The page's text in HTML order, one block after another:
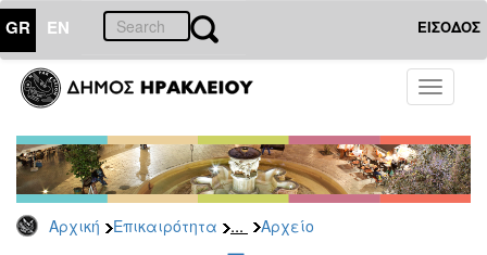
GR EN ΕΙΣΟΔΟΣ
Toggle
Αρχική Επικαιρότητα ... Αρχείο
ΕΠΙΚΑΙΡΟΤΗΤΑ
Αρχείο
2026
2025